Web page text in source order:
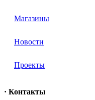
Магазины
Новости
Проекты
· Контакты